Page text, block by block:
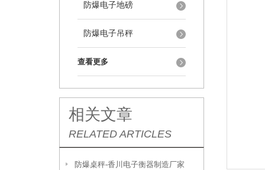
防爆电子地磅
防爆电子吊秤
查看更多
相关文章
RELATED ARTICLES
防爆桌秤-香川电子衡器制造厂家